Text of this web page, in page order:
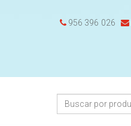
956 396 026